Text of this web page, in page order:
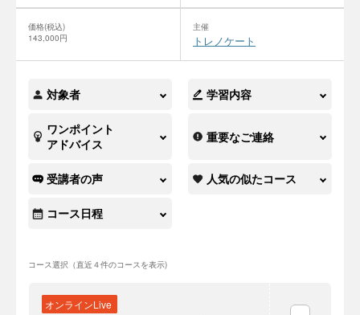
価格(税込)
143,000円
主催
トレノケート
対象者 学習内容
ワンポイント
アドバイス
重要なご連絡
受講者の声 人気の似たコース
コース日程
コース選択（直近４件のコースを表示)
オンラインLive